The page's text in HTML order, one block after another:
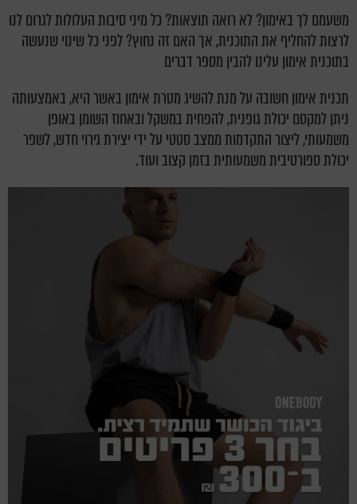
משעמם לך באימון? לא רואה תוצאות? כל מיני סיבות העלולות לגרום לנו
לרצות להחליף את התוכנית, אך האם זה נחוץ? לפני כל שינוי שנעשה
בתוכנית אימון עלינו להבין מספר דברים
תכנית אימון חשובה על מנת להשיג מטרת אימון באשר היא, באמצעותה
ניתן למקסם יכולת גופנית, להפחית במשקל ובאחוז השומן באופן
משמעותי, ליצור התקדמות ממצב סטטי על ידי יצירת גירוי חדש, לשפר
יכולת ספורטיבית משמעותית בזמן קצוב ועוד.